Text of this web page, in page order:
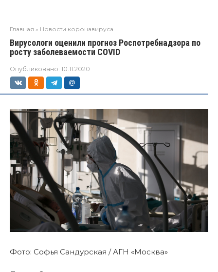
Главная » Новости коронавируса
Вирусологи оценили прогноз Роспотребнадзора по
росту заболеваемости COVID
Опубликовано: 10.11.2020
Фото: Софья Сандурская / АГН «Москва»